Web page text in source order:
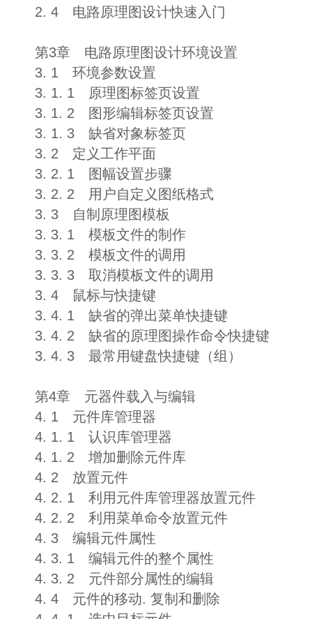
2. 4 电路原理图设计快速入门
第3章 电路原理图设计环境设置
3. 1 环境参数设置
3. 1. 1 原理图标签页设置
3. 1. 2 图形编辑标签页设置
3. 1. 3 缺省对象标签页
3. 2 定义工作平面
3. 2. 1 图幅设置步骤
3. 2. 2 用户自定义图纸格式
3. 3 自制原理图模板
3. 3. 1 模板文件的制作
3. 3. 2 模板文件的调用
3. 3. 3 取消模板文件的调用
3. 4 鼠标与快捷键
3. 4. 1 缺省的弹出菜单快捷键
3. 4. 2 缺省的原理图操作命令快捷键
3. 4. 3 最常用键盘快捷键（组）
第4章 元器件载入与编辑
4. 1 元件库管理器
4. 1. 1 认识库管理器
4. 1. 2 增加删除元件库
4. 2 放置元件
4. 2. 1 利用元件库管理器放置元件
4. 2. 2 利用菜单命令放置元件
4. 3 编辑元件属性
4. 3. 1 编辑元件的整个属性
4. 3. 2 元件部分属性的编辑
4. 4 元件的移动. 复制和删除